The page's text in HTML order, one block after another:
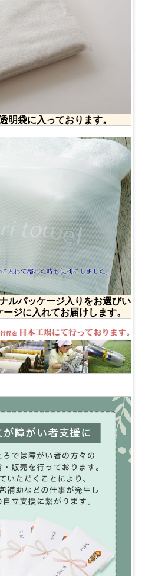
明袋に入っております。
ルパッケージ入りをお選びい
ジに入れてお届けします。